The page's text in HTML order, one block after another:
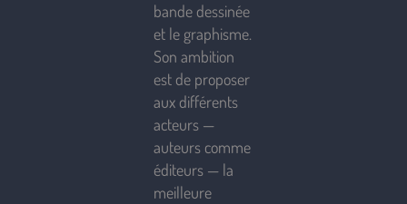
bande dessinée
et le graphisme.
Son ambition
est de proposer
aux différents
acteurs —
auteurs comme
éditeurs — la
meilleure